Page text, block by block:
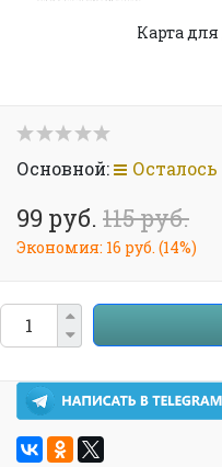
Карта
Основной:
99 руб. 115 руб.
Экономия: 16 руб. (14%)